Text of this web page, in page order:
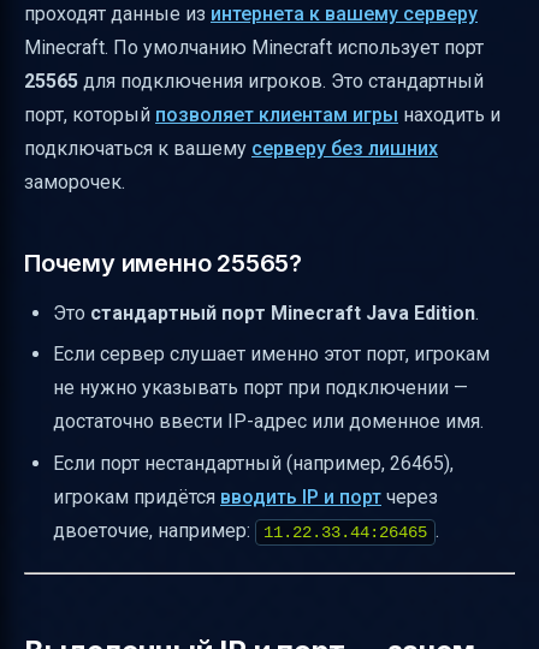
Как использовать доменное имя
(буквенный IP) для подключения
Практические советы для администраторов
серверов Minecraft
FAQ по портам Minecraft
проходят данные из интернета к вашему серверу
Minecraft. По умолчанию Minecraft использует порт
25565 для подключения игроков. Это стандартный
порт, который позволяет клиентам игры находить и
подключаться к вашему серверу без лишних
заморочек.
Почему именно 25565?
Это стандартный порт Minecraft Java Edition.
Если сервер слушает именно этот порт, игрокам
не нужно указывать порт при подключении —
достаточно ввести IP-адрес или доменное имя.
Если порт нестандартный (например, 26465),
игрокам придётся вводить IP и порт через
двоеточие, например:
11.22.33.44:26465 .